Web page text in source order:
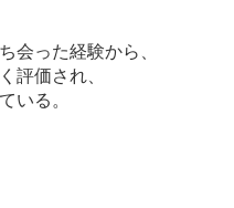
会った経験から、
評価され、
いる。